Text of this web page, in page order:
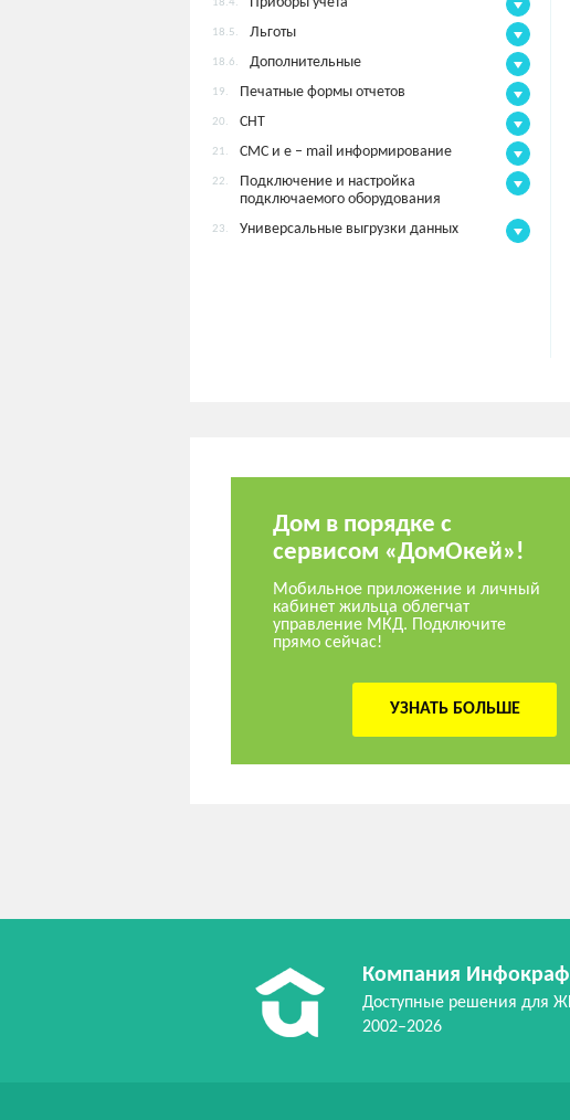
18.4.
18.5. Льготы
18.6. Дополнительные
19. Печатные формы отчетов
20. СНТ
21. СМС и e – mail информирование
22.
Подключение и настройка
подключаемого оборудования
23. Универсальные выгрузки данных
Дом в порядке с
сервисом «ДомОкей»!
Мобильное приложение и личный
кабинет жильца облегчат
управление МКД. Подключите
прямо сейчас!
УЗНАТЬ БОЛЬШЕ
Компания
Доступные решения для
2002–2026